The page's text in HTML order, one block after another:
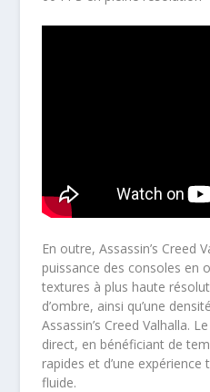
En outre, Assassin’s Creed
puissance des consoles en
textures à plus haute
d’ombre, ainsi qu’une
Assassin’s Creed Valhalla.
direct, en bénéficiant de
rapides et d’une
fluide.